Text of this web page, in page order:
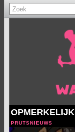
OPMERKELIJK
PRUTSNIEUWS